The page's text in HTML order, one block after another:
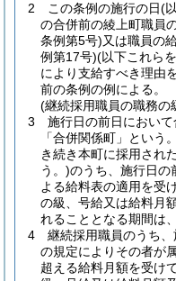
2
この条例の施行の日(
の合併前の綾上町職員
条例第5号)又は職員の
例第17号)(以下これら
により支給すべき理由
前の条例の例による。
(継続採用職員の職務の
3
施行日の前日におい
「合併関係町」という
き続き本町に採用され
う。)のうち、施行日の
よる給料表の適用を受
の級、号給又は給料月
れることとなる期間は
4
継続採用職員のうち
の規定によりその者が
超える給料月額を受け